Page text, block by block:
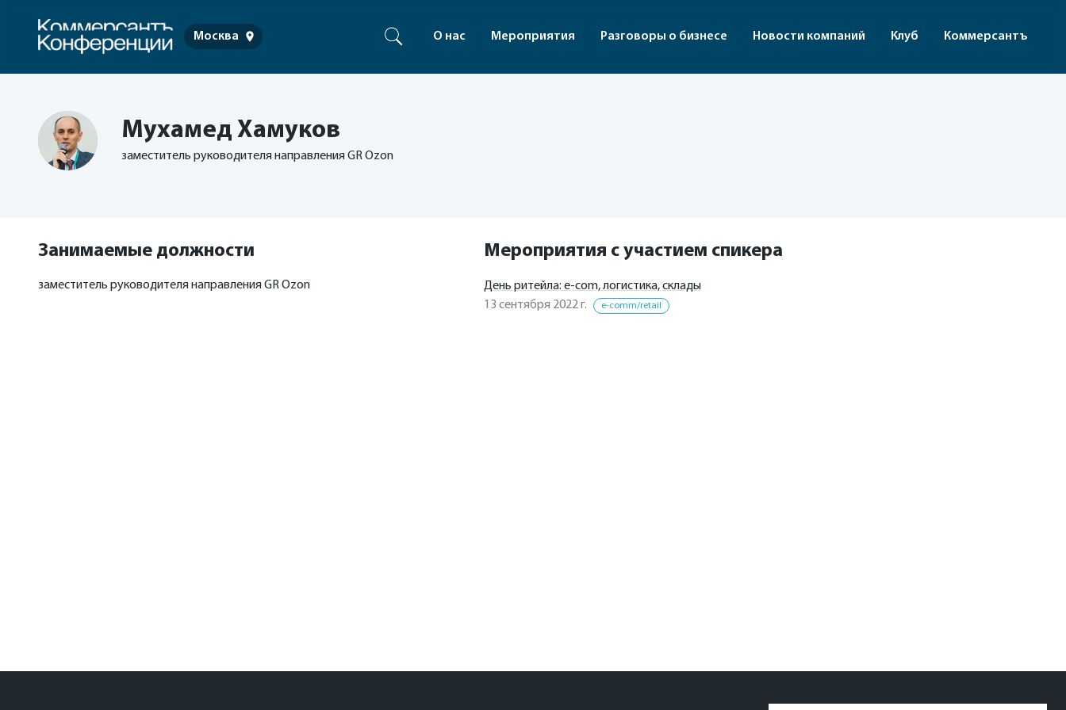
Москва О нас Мероприятия Разговоры о бизнесе Новости компаний Клуб Коммерсантъ
Мухамед Хамуков
заместитель руководителя направления GR Ozon
Занимаемые должности
заместитель руководителя направления GR Ozon
Мероприятия с участием спикера
День ритейла: e-com, логистика, склады
13 сентября 2022 г.
e-comm/retail